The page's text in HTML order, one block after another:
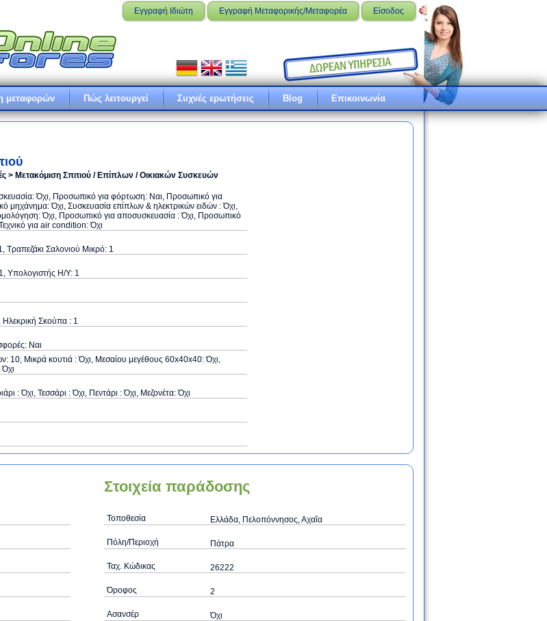
Εγγραφή Ιδιώτη Εγγραφή Μεταφορικής/Μεταφορέα Είσοδος
μεταφορών Πώς λειτουργεί Συχνές ερωτήσεις Blog Επικοινωνία
> Μετακόμιση Σπιτιού / Επίπλων / Οικιακών Συσκευών
Όχι, Προσωπικό για φόρτωση: Ναι, Προσωπικό για
μηχάνημα: Όχι, Συσκευασία επίπλων & ηλεκτρικών ειδών : Όχι,
Όχι, Προσωπικό για αποσυσκευασία : Όχι, Προσωπικό
για air condition: Όχι
Τραπεζάκι Σαλονιού Μικρό: 1
Υπολογιστής Η/Υ: 1
Σκούπα : 1
Ναι
10, Μικρά κουτιά : Όχι, Μεσαίου μεγέθους 60x40x40: Όχι,
: Όχι, Τεσσάρι : Όχι, Πεντάρι : Όχι, Μεζονέτα: Όχι
Στοιχεία παράδοσης
Τοποθεσία Ελλάδα, Πελοπόννησος, Αχαΐα
Πόλη/Περιοχή Πάτρα
Ταχ. Κώδικας 26222
Όροφος 2
Ασανσέρ
Όχι